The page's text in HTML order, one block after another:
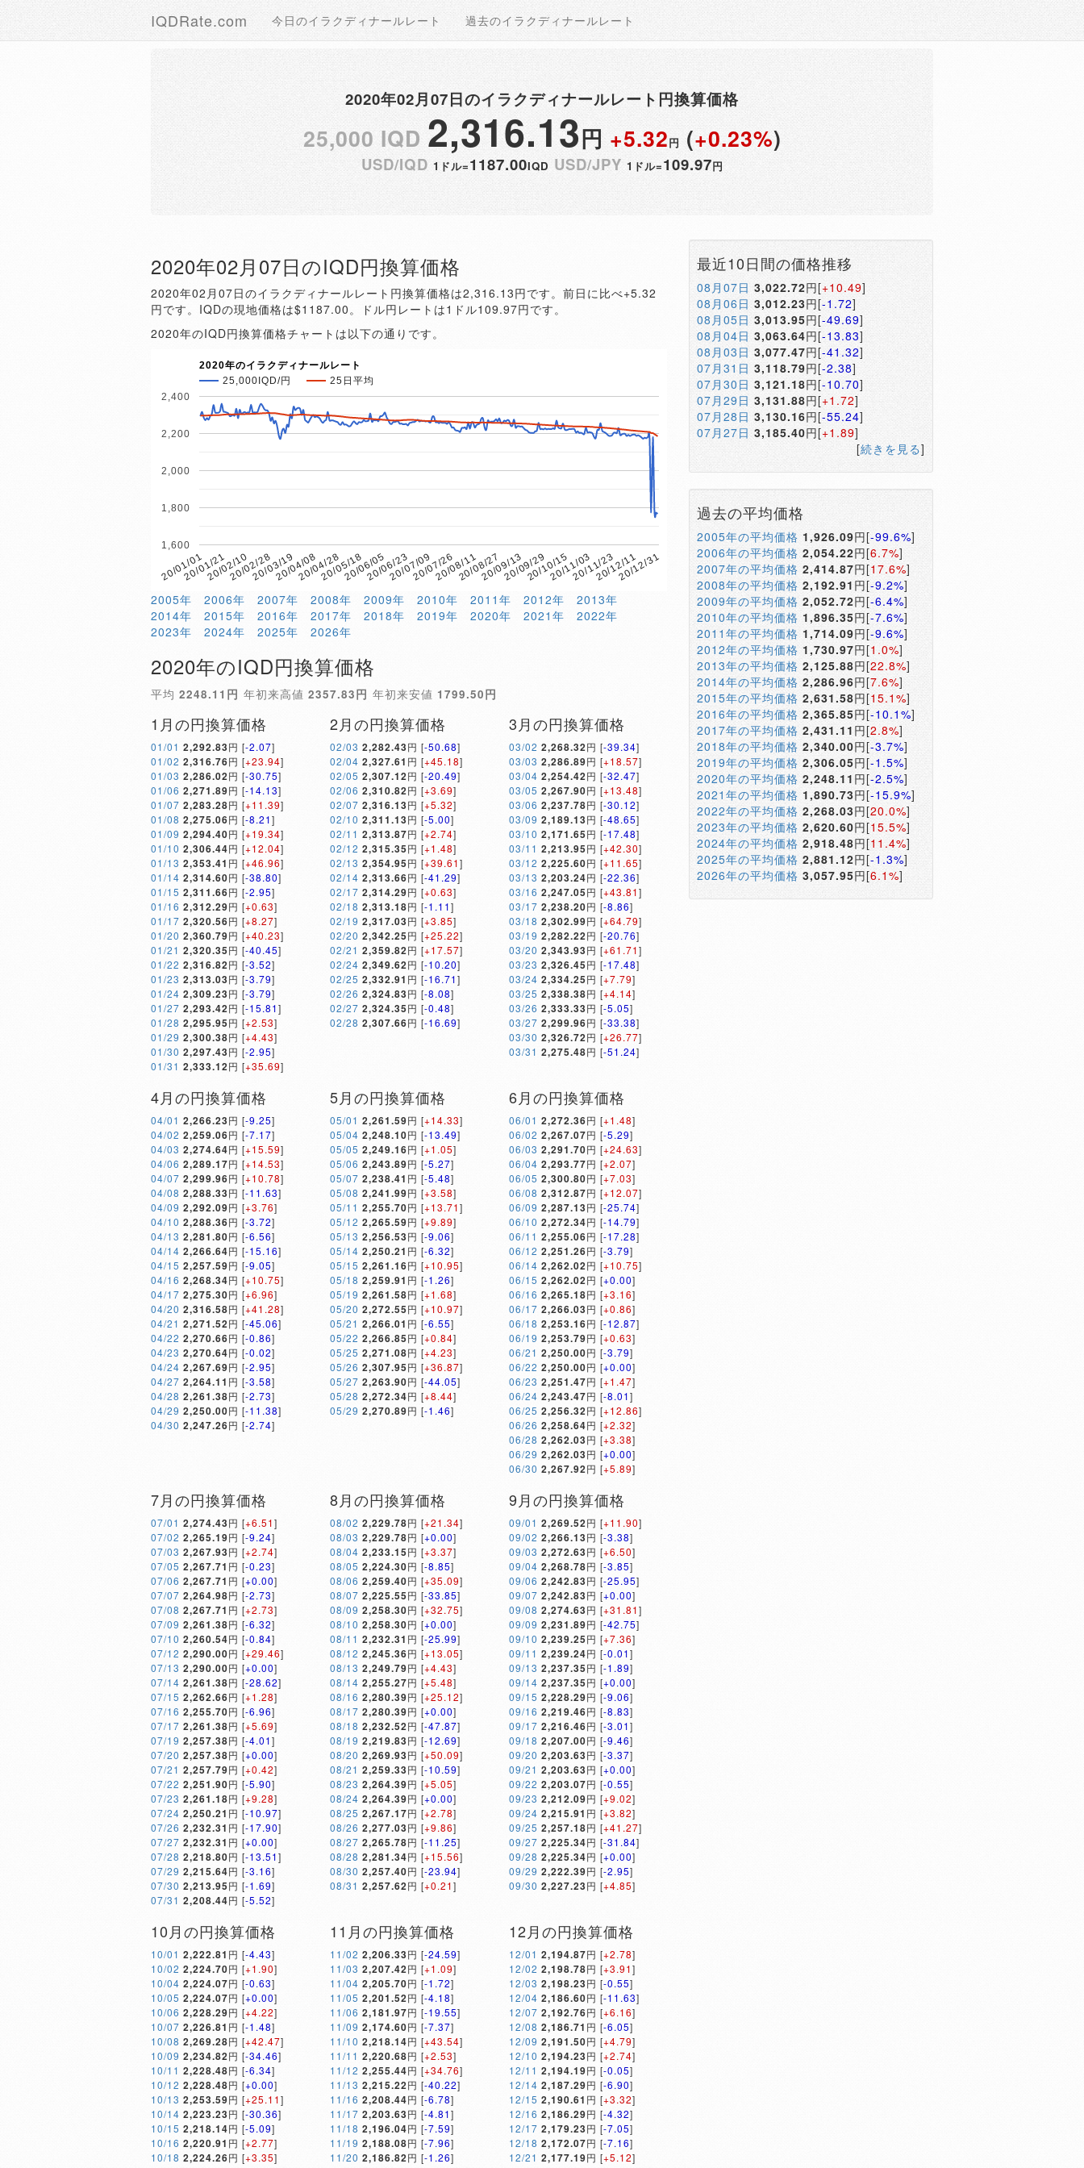
IQDRate.com 今日のイラクディナールレート 過去のイラクディナールレート
2020年02月07日のイラクディナールレート円換算価格
25,000 IQD 2,316.13円+5.32円 (+0.23%)
USD/IQD 1ドル=1187.00IQD USD/JPY 1ドル=109.97円
2020年02月07日のIQD円換算価格
2020年02月07日のイラクディナールレート円換算価格は2,316.13円です。前日に比べ+5.32
円です。IQDの現地価格は$1187.00。ドル円レートは1ドル109.97円です。
2020年のIQD円換算価格チャートは以下の通りです。
2020年のイラクディナールレート
25,000IQD/円
25日平均
20/01/0120/01/2120/02/1020/02/2820/03/1920/04/0820/04/2820/05/1820/06/0520/06/2320/07/0920/07/2620/08/1120/08/2720/09/1320/09/2920/10/1520/11/0320/11/2320/12/1120/12/31
1,600
1,800
2,000
2,200
2,400
2005年 2006年 2007年 2008年 2009年 2010年 2011年 2012年
2013年
2014年
2015年 2016年 2017年 2018年 2019年 2020年 2021年
2022年
2023年
2024年 2025年 2026年
2020年のIQD円換算価格
平均 2248.11円 年初来高値 2357.83円 年初来安値 1799.50円
1月の円換算価格
01/01 2,292.83円 [-2.07]
01/02 2,316.76円 [+23.94]
01/03 2,286.02円 [-30.75]
01/06 2,271.89円 [-14.13]
01/07 2,283.28円 [+11.39]
01/08 2,275.06円 [-8.21]
01/09 2,294.40円 [+19.34]
01/10 2,306.44円 [+12.04]
01/13 2,353.41 円 [+46.96]
01/14 2,314.60円 [-38.80]
01/15 2,311.66円 [-2.95]
01/16 2,312.29円 [+0.63]
01/17 2,320.56円 [+8.27]
01/20 2,360.79円 [+40.23]
01/21 2,320.35円 [-40.45]
01/22 2,316.82円 [-3.52]
01/23 2,313.03円 [-3.79]
01/24 2,309.23円 [-3.79]
01/27 2,293.42円 [-15.81]
01/28 2,295.95円 [+2.53]
01/29 2,300.38円 [+4.43]
01/30 2,297.43円 [-2.95]
01/31 2,333.12円 [+35.69]
2月の円換算価格
02/03 2,282.43円 [-50.68]
02/04 2,327.61 円 [+45.18]
02/05 2,307.12円 [-20.49]
02/06 2,310.82円 [+3.69]
02/07 2,316.13円 [+5.32]
02/10 2,311.13円 [-5.00]
02/11 2,313.87円 [+2.74]
02/12 2,315.35円 [+1.48]
02/13 2,354.95円 [+39.61]
02/14 2,313.66円 [-41.29]
02/17 2,314.29円 [+0.63]
02/18 2,313.18円 [-1.11]
02/19 2,317.03円 [+3.85]
02/20 2,342.25円 [+25.22]
02/21 2,359.82円 [+17.57]
02/24 2,349.62円 [-10.20]
02/25 2,332.91 円 [-16.71]
02/26 2,324.83円 [-8.08]
02/27 2,324.35円 [-0.48]
02/28 2,307.66円 [-16.69]
3月の円換算価格
03/02 2,268.32円 [-39.34]
03/03 2,286.89円 [+18.57]
03/04 2,254.42円 [-32.47]
03/05 2,267.90円 [+13.48]
03/06 2,237.78円 [-30.12]
03/09 2,189.13円 [-48.65]
03/10 2,171.65円 [-17.48]
03/11 2,213.95円 [+42.30]
03/12 2,225.60円 [+11.65]
03/13 2,203.24円 [-22.36]
03/16 2,247.05円 [+43.81]
03/17 2,238.20円 [-8.86]
03/18 2,302.99円 [+64.79]
03/19 2,282.22円 [-20.76]
03/20 2,343.93円 [+61.71]
03/23 2,326.45円 [-17.48]
03/24 2,334.25円 [+7.79]
03/25 2,338.38円 [+4.14]
03/26 2,333.33円 [-5.05]
03/27 2,299.96円 [-33.38]
03/30 2,326.72円 [+26.77]
03/31 2,275.48円 [-51.24]
4月の円換算価格
04/01 2,266.23円 [-9.25]
04/02 2,259.06円 [-7.17]
04/03 2,274.64円 [+15.59]
04/06 2,289.17円 [+14.53]
04/07 2,299.96円 [+10.78]
04/08 2,288.33円 [-11.63]
04/09 2,292.09円 [+3.76]
04/10 2,288.36円 [-3.72]
04/13 2,281.80円 [-6.56]
04/14 2,266.64円 [-15.16]
04/15 2,257.59円 [-9.05]
04/16 2,268.34円 [+10.75]
04/17 2,275.30円 [+6.96]
04/20 2,316.58円 [+41.28]
04/21 2,271.52円 [-45.06]
04/22 2,270.66円 [-0.86]
04/23 2,270.64円 [-0.02]
04/24 2,267.69円 [-2.95]
04/27 2,264.11 円 [-3.58]
04/28 2,261.38円 [-2.73]
04/29 2,250.00円 [-11.38]
04/30 2,247.26円 [-2.74]
5月の円換算価格
05/01 2,261.59円 [+14.33]
05/04 2,248.10円 [-13.49]
05/05 2,249.16円 [+1.05]
05/06 2,243.89円 [-5.27]
05/07 2,238.41 円 [-5.48]
05/08 2,241.99円 [+3.58]
05/11 2,255.70円 [+13.71]
05/12 2,265.59円 [+9.89]
05/13 2,256.53円 [-9.06]
05/14 2,250.21 円 [-6.32]
05/15 2,261.16円 [+10.95]
05/18 2,259.91 円 [-1.26]
05/19 2,261.58円 [+1.68]
05/20 2,272.55円 [+10.97]
05/21 2,266.01 円 [-6.55]
05/22 2,266.85円 [+0.84]
05/25 2,271.08円 [+4.23]
05/26 2,307.95円 [+36.87]
05/27 2,263.90円 [-44.05]
05/28 2,272.34円 [+8.44]
05/29 2,270.89円 [-1.46]
6月の円換算価格
06/01 2,272.36円 [+1.48]
06/02 2,267.07円 [-5.29]
06/03 2,291.70円 [+24.63]
06/04 2,293.77円 [+2.07]
06/05 2,300.80円 [+7.03]
06/08 2,312.87円 [+12.07]
06/09 2,287.13円 [-25.74]
06/10 2,272.34円 [-14.79]
06/11 2,255.06円 [-17.28]
06/12 2,251.26円 [-3.79]
06/14 2,262.02円 [+10.75]
06/15 2,262.02円 [+0.00]
06/16 2,265.18円 [+3.16]
06/17 2,266.03円 [+0.86]
06/18 2,253.16円 [-12.87]
06/19 2,253.79円 [+0.63]
06/21 2,250.00円 [-3.79]
06/22 2,250.00円 [+0.00]
06/23 2,251.47円 [+1.47]
06/24 2,243.47円 [-8.01]
06/25 2,256.32円 [+12.86]
06/26 2,258.64円 [+2.32]
06/28 2,262.03円 [+3.38]
06/29 2,262.03円 [+0.00]
06/30 2,267.92円 [+5.89]
7月の円換算価格
07/01 2,274.43円 [+6.51]
07/02 2,265.19円 [-9.24]
07/03 2,267.93円 [+2.74]
07/05 2,267.71 円 [-0.23]
07/06 2,267.71 円 [+0.00]
07/07 2,264.98円 [-2.73]
07/08 2,267.71 円 [+2.73]
07/09 2,261.38円 [-6.32]
07/10 2,260.54円 [-0.84]
07/12 2,290.00円 [+29.46]
07/13 2,290.00円 [+0.00]
07/14 2,261.38円 [-28.62]
07/15 2,262.66円 [+1.28]
07/16 2,255.70円 [-6.96]
07/17 2,261.38円 [+5.69]
07/19 2,257.38円 [-4.01]
07/20 2,257.38円 [+0.00]
07/21 2,257.79円 [+0.42]
07/22 2,251.90円 [-5.90]
07/23 2,261.18円 [+9.28]
07/24 2,250.21 円 [-10.97]
07/26 2,232.31 円 [-17.90]
07/27 2,232.31 円 [+0.00]
07/28 2,218.80円 [-13.51]
07/29 2,215.64円 [-3.16]
07/30 2,213.95円 [-1.69]
07/31 2,208.44円 [-5.52]
8月の円換算価格
08/02 2,229.78円 [+21.34]
08/03 2,229.78円 [+0.00]
08/04 2,233.15円 [+3.37]
08/05 2,224.30円 [-8.85]
08/06 2,259.40円 [+35.09]
08/07 2,225.55円 [-33.85]
08/09 2,258.30円 [+32.75]
08/10 2,258.30円 [+0.00]
08/11 2,232.31 円 [-25.99]
08/12 2,245.36円 [+13.05]
08/13 2,249.79円 [+4.43]
08/14 2,255.27円 [+5.48]
08/16 2,280.39円 [+25.12]
08/17 2,280.39円 [+0.00]
08/18 2,232.52円 [-47.87]
08/19 2,219.83円 [-12.69]
08/20 2,269.93円 [+50.09]
08/21 2,259.33円 [-10.59]
08/23 2,264.39円 [+5.05]
08/24 2,264.39円 [+0.00]
08/25 2,267.17円 [+2.78]
08/26 2,277.03円 [+9.86]
08/27 2,265.78円 [-11.25]
08/28 2,281.34円 [+15.56]
08/30 2,257.40円 [-23.94]
08/31 2,257.62円 [+0.21]
9月の円換算価格
09/01 2,269.52円 [+11.90]
09/02 2,266.13円 [-3.38]
09/03 2,272.63円 [+6.50]
09/04 2,268.78円 [-3.85]
09/06 2,242.83円 [-25.95]
09/07 2,242.83円 [+0.00]
09/08 2,274.63円 [+31.81]
09/09 2,231.89円 [-42.75]
09/10 2,239.25円 [+7.36]
09/11 2,239.24円 [-0.01]
09/13 2,237.35円 [-1.89]
09/14 2,237.35円 [+0.00]
09/15 2,228.29円 [-9.06]
09/16 2,219.46円 [-8.83]
09/17 2,216.46円 [-3.01]
09/18 2,207.00円 [-9.46]
09/20 2,203.63円 [-3.37]
09/21 2,203.63円 [+0.00]
09/22 2,203.07円 [-0.55]
09/23 2,212.09円 [+9.02]
09/24 2,215.91 円 [+3.82]
09/25 2,257.18円 [+41.27]
09/27 2,225.34円 [-31.84]
09/28 2,225.34円 [+0.00]
09/29 2,222.39円 [-2.95]
09/30 2,227.23円 [+4.85]
10月の円換算価格
10/01 2,222.81 円 [-4.43]
10/02 2,224.70円 [+1.90]
10/04 2,224.07円 [-0.63]
10/05 2,224.07円 [+0.00]
10/06 2,228.29円 [+4.22]
10/07 2,226.81 円 [-1.48]
10/08 2,269.28円 [+42.47]
10/09 2,234.82円 [-34.46]
10/11 2,228.48円 [-6.34]
10/12 2,228.48円 [+0.00]
10/13 2,253.59円 [+25.11]
10/14 2,223.23円 [-30.36]
10/15 2,218.14円 [-5.09]
10/16 2,220.91 円 [+2.77]
10/18 2,224.26円 [+3.35]
11月の円換算価格
11/02 2,206.33円 [-24.59]
11/03 2,207.42円 [+1.09]
11/04 2,205.70円 [-1.72]
11/05 2,201.52円 [-4.18]
11/06 2,181.97円 [-19.55]
11/09 2,174.60円 [-7.37]
11/10 2,218.14円 [+43.54]
11/11 2,220.68円 [+2.53]
11/12 2,255.44円 [+34.76]
11/13 2,215.22円 [-40.22]
11/16 2,208.44円 [-6.78]
11/17 2,203.63円 [-4.81]
11/18 2,196.04円 [-7.59]
11/19 2,188.08円 [-7.96]
11/20 2,186.82円 [-1.26]
12月の円換算価格
12/01 2,194.87円 [+2.78]
12/02 2,198.78円 [+3.91]
12/03 2,198.23円 [-0.55]
12/04 2,186.60円 [-11.63]
12/07 2,192.76円 [+6.16]
12/08 2,186.71 円 [-6.05]
12/09 2,191.50円 [+4.79]
12/10 2,194.23円 [+2.74]
12/11 2,194.19円 [-0.05]
12/14 2,187.29円 [-6.90]
12/15 2,190.61 円 [+3.32]
12/16 2,186.29円 [-4.32]
12/17 2,179.23円 [-7.05]
12/18 2,172.07円 [-7.16]
12/21 2,177.19円 [+5.12]
最近10日間の価格推移
08月07日 3,022.72円[+10.49]
08月06日 3,012.23円[-1.72]
08月05日 3,013.95円[-49.69]
08月04日 3,063.64円[-13.83]
08月03日 3,077.47円[-41.32]
07月31日 3,118.79円[-2.38]
07月30日 3,121.18円[-10.70]
07月29日 3,131.88円[+1.72]
07月28日 3,130.16円[-55.24]
07月27日 3,185.40円[+1.89]
[続きを見る]
過去の平均価格
2005年の平均価格 1,926.09円[-99.6%]
2006年の平均価格 2,054.22円[6.7%]
2007年の平均価格 2,414.87円[17.6%]
2008年の平均価格 2,192.91 円[-9.2%]
2009年の平均価格 2,052.72円[-6.4%]
2010年の平均価格 1,896.35円[-7.6%]
2011年の平均価格 1,714.09円[-9.6%]
2012年の平均価格 1,730.97円[1.0%]
2013年の平均価格 2,125.88円[22.8%]
2014年の平均価格 2,286.96円[7.6%]
2015年の平均価格 2,631.58円[15.1%]
2016年の平均価格 2,365.85円[-10.1%]
2017年の平均価格 2,431.11 円[2.8%]
2018年の平均価格 2,340.00円[-3.7%]
2019年の平均価格 2,306.05円[-1.5%]
2020年の平均価格 2,248.11 円[-2.5%]
2021年の平均価格 1,890.73円[-15.9%]
2022年の平均価格 2,268.03円[20.0%]
2023年の平均価格 2,620.60円[15.5%]
2024年の平均価格 2,918.48円[11.4%]
2025年の平均価格 2,881.12円[-1.3%]
2026年の平均価格 3,057.95円[6.1%]